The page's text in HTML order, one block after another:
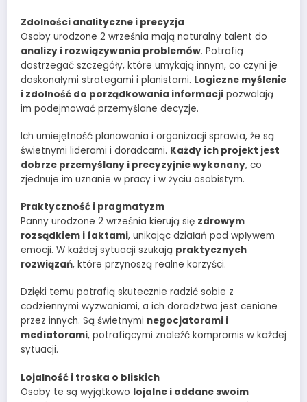
Zdolności analityczne i precyzja
Osoby urodzone 2 września mają naturalny talent do
analizy i rozwiązywania problemów. Potrafią
dostrzegać szczegóły, które umykają innym, co czyni je
doskonałymi strategami i planistami. Logiczne myślenie
i zdolność do porządkowania informacji pozwalają
im podejmować przemyślane decyzje.
Ich umiejętność planowania i organizacji sprawia, że są
świetnymi liderami i doradcami. Każdy ich projekt jest
dobrze przemyślany i precyzyjnie wykonany, co
zjednuje im uznanie w pracy i w życiu osobistym.
Praktyczność i pragmatyzm
Panny urodzone 2 września kierują się zdrowym
rozsądkiem i faktami, unikając działań pod wpływem
emocji. W każdej sytuacji szukają praktycznych
rozwiązań, które przynoszą realne korzyści.
Dzięki temu potrafią skutecznie radzić sobie z
codziennymi wyzwaniami, a ich doradztwo jest cenione
przez innych. Są świetnymi negocjatorami i
mediatorami, potrafiącymi znaleźć kompromis w każdej
sytuacji.
Lojalność i troska o bliskich
Osoby te są wyjątkowo lojalne i oddane swoim